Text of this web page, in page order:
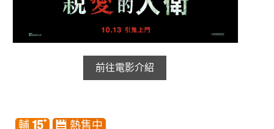
前往電影介紹
商家介紹
會員活動
會員Q&A